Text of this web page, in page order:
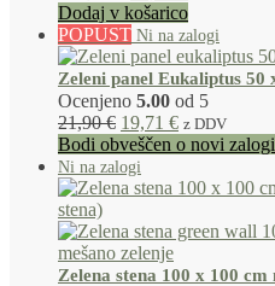
Dodaj v košarico
POPUST
Zeleni panel Eukaliptus 50
Ocenjeno 5.00 od 5
21,90€ 19,71 € z DDV
Bodi obveščen o novi
Zelena stena 100 x 100